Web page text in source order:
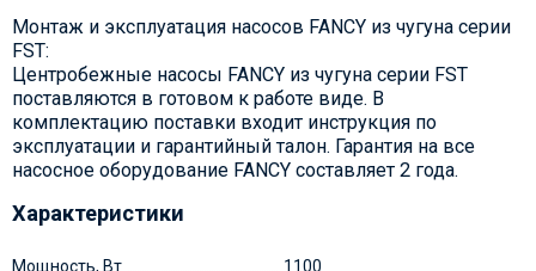
Монтаж и эксплуатация насосов FANCY из чугуна серии
FST:
Центробежные насосы FANCY из чугуна серии FST
поставляются в готовом к работе виде. В
комплектацию поставки входит инструкция по
эксплуатации и гарантийный талон. Гарантия на все
насосное оборудование FANCY составляет 2 года.
Характеристики
Мощность, Вт
1100